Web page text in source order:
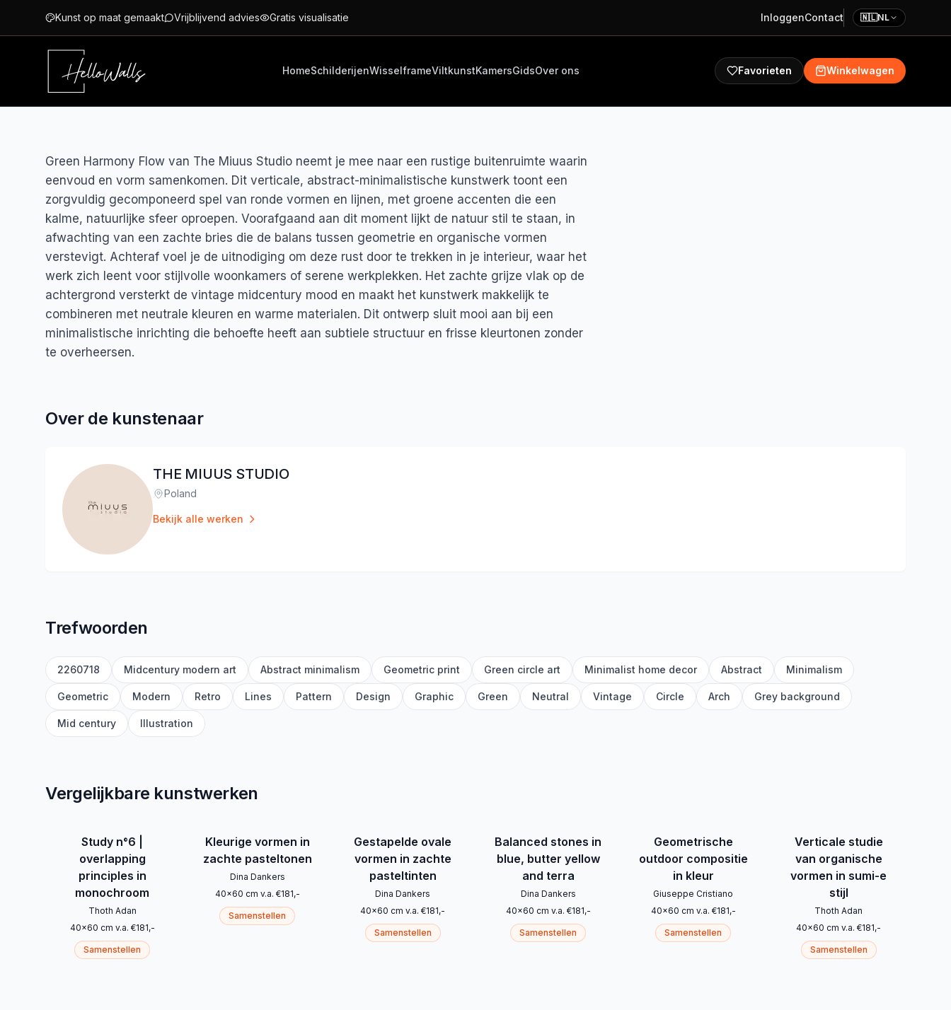
Kunst op maat gemaakt Vrijblijvend advies Gratis visualisatie InloggenContact 🇳🇱NL
HomeSchilderijenWisselframeViltkunstKamersGidsOver ons Favorieten Winkelwagen
Green Harmony Flow van The Miuus Studio neemt je mee naar een rustige buitenruimte waarin
eenvoud en vorm samenkomen. Dit verticale, abstract-minimalistische kunstwerk toont een
zorgvuldig gecomponeerd spel van ronde vormen en lijnen, met groene accenten die een
kalme, natuurlijke sfeer oproepen. Voorafgaand aan dit moment lijkt de natuur stil te staan, in
afwachting van een zachte bries die de balans tussen geometrie en organische vormen
verstevigt. Achteraf voel je de uitnodiging om deze rust door te trekken in je interieur, waar het
werk zich leent voor stijlvolle woonkamers of serene werkplekken. Het zachte grijze vlak op de
achtergrond versterkt de vintage midcentury mood en maakt het kunstwerk makkelijk te
combineren met neutrale kleuren en warme materialen. Dit ontwerp sluit mooi aan bij een
minimalistische inrichting die behoefte heeft aan subtiele structuur en frisse kleurtonen zonder
te overheersen.
Over de kunstenaar
THE MIUUS STUDIO
Locatie
Poland
Bekijk alle werken
Trefwoorden
2260718 Midcentury modern art Abstract minimalism Geometric print Green circle art Minimalist home decor Abstract Minimalism
Geometric Modern Retro Lines Pattern Design Graphic Green Neutral Vintage Circle Arch Grey background
Mid century Illustration
Vergelijkbare kunstwerken
Study n°6 |
overlapping
principles in
monochroom
Thoth Adan
40x60 cm v.a. €181,-
Samenstellen
Kleurige vormen in
zachte pasteltonen
Dina Dankers
40x60 cm v.a. €181,-
Samenstellen
Gestapelde ovale
vormen in zachte
pasteltinten
Dina Dankers
40x60 cmv.a. €181,-
Samenstellen
Balanced stones in
blue, butter yellow
and terra
Dina Dankers
40x60 cm v.a. €181,-
Samenstellen
Geometrische
outdoor compositie
in kleur
Giuseppe Cristiano
40x60 cm v.a. €181,-
Samenstellen
Verticale studie
van organische
vormen in sumi-e
stijl
Thoth Adan
40x60 cmv.a. €181,-
Samenstellen